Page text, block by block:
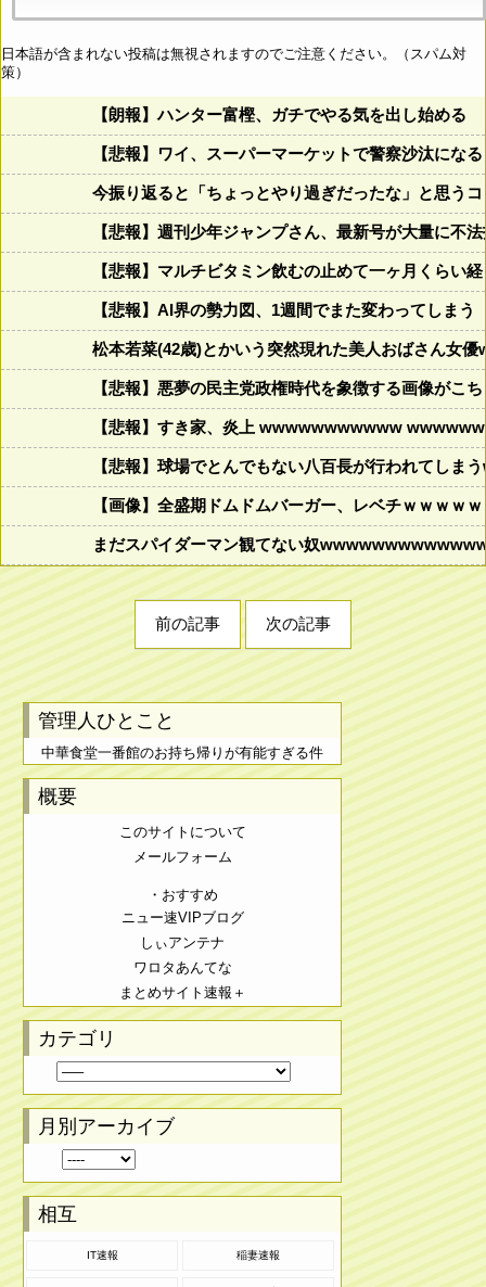
日本語が含まれない投稿は無視されますのでご注意ください。（スパム対
策）
【朗報】ハンター富樫、ガチでやる気を出し始める
【悲報】ワイ、スーパーマーケットで警察沙汰にな
今振り返ると「ちょっとやり過ぎだったな」と思う
【悲報】週刊少年ジャンプさん、最新号が大量に不
【悲報】マルチビタミン飲むの止めて一ヶ月くらい
【悲報】AI界の勢力図、1週間でまた変わってしまう
松本若菜(42歳)とかいう突然現れた美人おばさん女優
【悲報】悪夢の民主党政権時代を象徴する画像がこ
【悲報】すき家、炎上 wwwwwwwwwww
【悲報】球場でとんでもない八百長が行われてし
【画像】全盛期ドムドムバーガー、レベチｗｗｗｗ
まだスパイダーマン観てない奴
前の記事 次の記事
管理人ひとこと
中華食堂一番館のお持ち帰りが有能すぎる件
概要
このサイトについて
メールフォーム
・おすすめ
ニュー速VIPブログ
しぃアンテナ
ワロタあんてな
まとめサイト速報＋
カテゴリ
月別アーカイブ
相互
IT速報 稲妻速報